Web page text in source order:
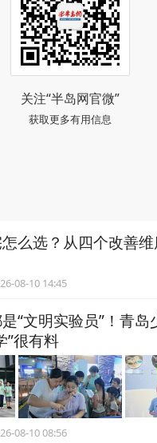
关注“半岛网官微”
获取更多有用信息
么选？从四个改善
业·半岛网 2026-08-10 14:45
“文明实验员”！青岛
”很有料
业·半岛网 2026-08-10 08:56